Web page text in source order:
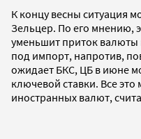
К концу весны ситуация
Зельцер. По его мнению,
уменьшит приток валюты
под импорт, напротив,
ожидает БКС, ЦБ в июне
ключевой ставки. Все это
иностранных валют,